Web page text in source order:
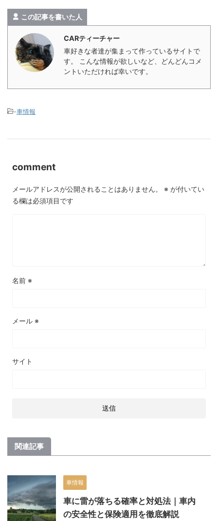
この記事を書いた人
CARティーチャー
車好きな者達が集まって作っているサイトで
す。 こんな情報が欲しいなど、どんどんコメ
ントいただければ幸いです。
-車情報
comment
メールアドレスが公開されることはありません。 ※ が付いてい
る欄は必須項目です
名前 ※
メール ※
サイト
関連記事
車情報
車に雷が落ちる確率と対処法｜車内
の安全性と保険適用を徹底解説